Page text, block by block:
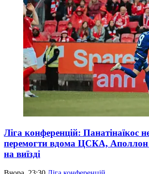
Ліга конференцій: Панатінаїкос
перемогти вдома ЦСКА, Аполлон
на виїзді